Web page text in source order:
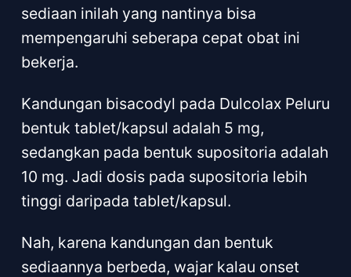
sediaan inilah yang nantinya bisa
mempengaruhi seberapa cepat obat ini
bekerja.
Kandungan bisacodyl pada Dulcolax Peluru
bentuk tablet/kapsul adalah 5 mg,
sedangkan pada bentuk supositoria adalah
10 mg. Jadi dosis pada supositoria lebih
tinggi daripada tablet/kapsul.
Nah, karena kandungan dan bentuk
sediaannya berbeda, wajar kalau onset